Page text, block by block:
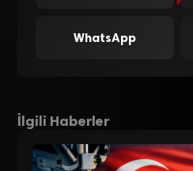
WhatsApp
İlgili Haberler